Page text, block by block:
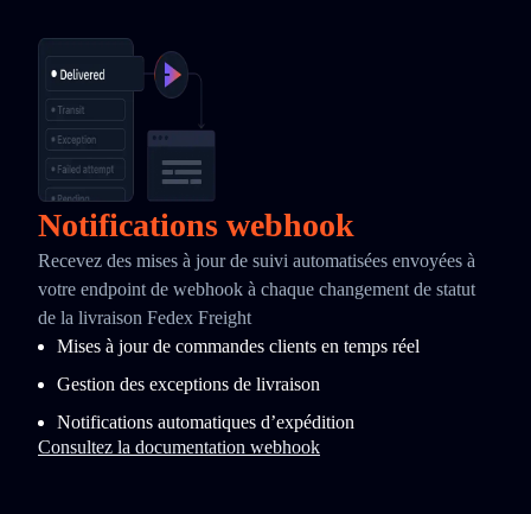
Notifications webhook
Recevez des mises à jour de suivi automatisées envoyées à
votre endpoint de webhook à chaque changement de statut
de la livraison Fedex Freight
Mises à jour de commandes clients en temps réel
Gestion des exceptions de livraison
Notifications automatiques d’expédition
Consultez la documentation webhook